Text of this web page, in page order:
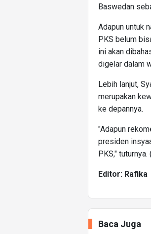
Baswedan
Adapun untuk
PKS belum
ini akan
digelar dalam
Lebih lanjut,
merupakan
ke depannya.
"Adapun
presiden
PKS," tuturnya.
Editor: Rafika
Baca Juga